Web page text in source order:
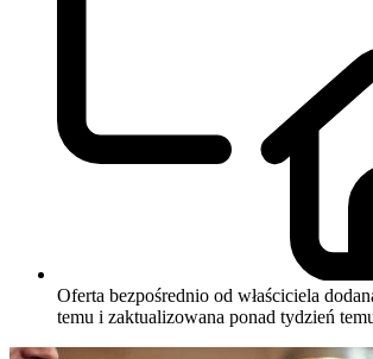
Oferta bezpośrednio od właściciela
temu i zaktualizowana ponad tydzień